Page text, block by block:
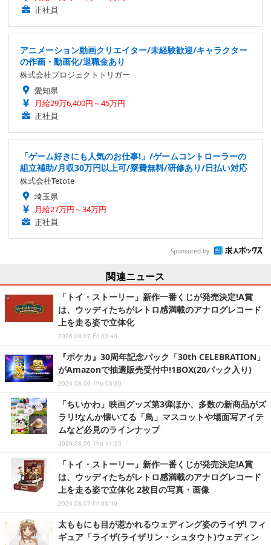
正社員
アニメーション動画クリエイター/未経験歓迎/キャラクター
の作画・動画化/退職金あり
株式会社プロジェクトトリガー
愛知県
月給29万6,400円～45万円
正社員
「ゲーム好きにも人気のお仕事!」/ゲームコントローラーの
組立補助/月収30万円以上可/寮費無料/研修あり/日払い対応
株式会社Tetote
埼玉県
月給27万円～34万円
正社員
Sponsored by
関連ニュース
「トイ・ストーリー」新作一番くじが発売決定!A賞
は、ウッディたちがレトロ感満載のアナログレコード
上を走る姿で立体化
2026.08.07 Fri 03:40
『ポケカ』30周年記念パック「30th CELEBRATION」
がAmazonで抽選販売受付中!1BOX(20パック入り)
2026.08.06 Thu 03:30
「ちいかわ」映画グッズ第3弾ほか、多数の新商品がズ
ラリ!なんか懐いてる「鳥」マスコットや場面写アイテ
ムなど必見のラインナップ
2026.08.06 Thu 11:25
「トイ・ストーリー」新作一番くじが発売決定!A賞
は、ウッディたちがレトロ感満載のアナログレコード
上を走る姿で立体化 2枚目の写真・画像
2026.08.07 Fri 03:40
太ももにも目が惹かれるウェディング姿のライザ! フィ
ギュア「ライザ(ライザリン・シュタウト)ウェディン